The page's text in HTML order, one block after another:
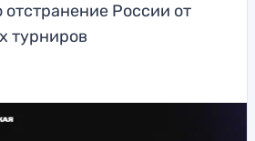
отстранение России от
турниров